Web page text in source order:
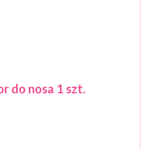
do nosa 1 szt.